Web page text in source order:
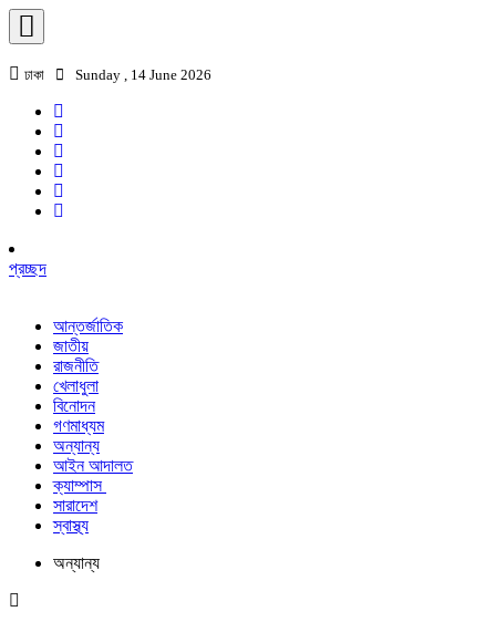
ঢাকা Sunday , 14 June 2026
প্রচ্ছদ
আন্তর্জাতিক
জাতীয়
রাজনীতি
খেলাধুলা
বিনোদন
গণমাধ্যম
অন্যান্য
আইন আদালত
ক্যাম্পাস
সারাদেশ
স্বাস্থ্য
অন্যান্য